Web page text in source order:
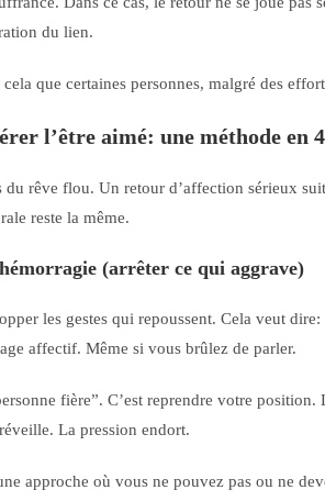
du lien.
cela que certaines personnes, malgré des
l’être aimé: une méthode en
du rêve flou. Un retour d’affection sérieux
reste la même.
(arrêter ce qui aggrave)
les gestes qui repoussent. Cela veut
affectif. Même si vous brûlez de parler.
fière”. C’est reprendre votre
La pression endort.
approche où vous ne pouvez pas ou ne